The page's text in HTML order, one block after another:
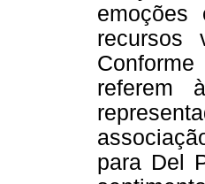
emoções
recursos
referem
para Del